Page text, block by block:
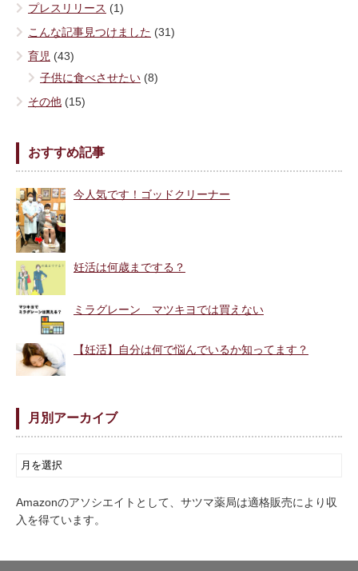
プレスリリース (1)
こんな記事見つけました (31)
育児 (43)
子供に食べさせたい (8)
その他 (15)
おすすめ記事
今人気です！ゴッドクリーナー
妊活は何歳までする？
ミラグレーン マツキヨでは買えない
【妊活】自分は何で悩んでいるか知ってます？
月別アーカイブ
Amazonのアソシエイトとして、サツマ薬局は適格販売により収
入を得ています。